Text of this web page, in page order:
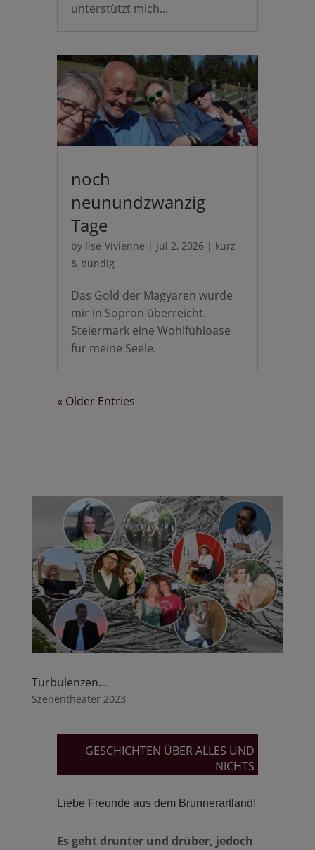
unterstützt mich…
noch
neunundzwanzig
Tage
by Ilse-Vivienne | Jul 2, 2026 | kurz
& bündig
Das Gold der Magyaren wurde
mir in Sopron überreicht.
Steiermark eine Wohlfühloase
für meine Seele.
« Older Entries
Turbulenzen…
Szenentheater 2023
GESCHICHTEN ÜBER ALLES UND
NICHTS
Liebe Freunde aus dem Brunnerartland!
Es geht drunter und drüber, jedoch